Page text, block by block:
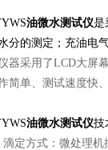
油微水测试仪是
分的测定；充油电
器采用了LCD大屏
简单、测试速度快
油微水测试仪技
滴定方式：微处理机